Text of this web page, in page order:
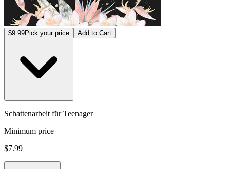
$9.99Pick your price Add to Cart
Schattenarbeit für Teenager
Minimum price
$7.99